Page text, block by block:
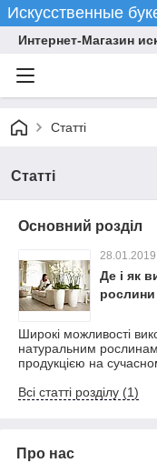
Искусственные
Интернет-Магазин
Статті
Статті
Основний розділ
28.01.2019
Де і як
рослини
Широкі можливості
натуральним
продукцією на
Всі статті розділу (1)
Про нас